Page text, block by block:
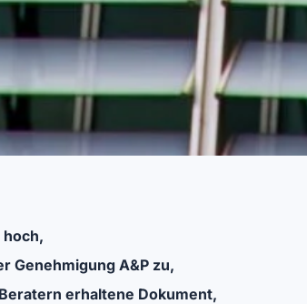
Genehmigung A&P zu,
erhaltene Dokument,